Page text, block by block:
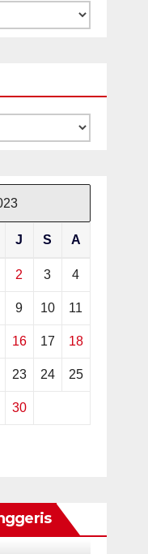
J S A
2 3 4
9 10 11
16 17 18
23 24 25
30